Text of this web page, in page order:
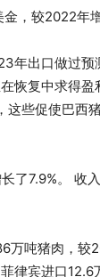
，较2022年增
年出口做过预
恢复中求得
些促使巴西
了7.9%。 收
万吨猪肉，较
律宾进口12.6